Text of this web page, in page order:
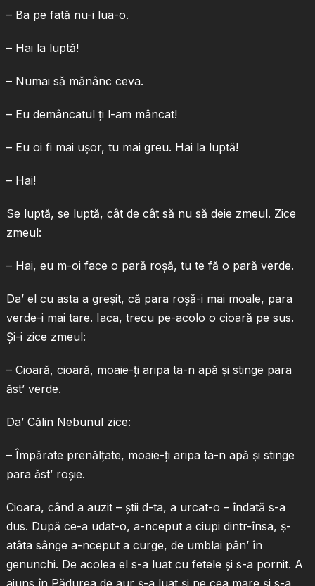
– Ba pe fată nu-i lua-o.
– Hai la luptă!
– Numai să mănânc ceva.
– Eu demâncatul ţi l-am mâncat!
– Eu oi fi mai uşor, tu mai greu. Hai la luptă!
– Hai!
Se luptă, se luptă, cât de cât să nu să deie zmeul. Zice
zmeul:
– Hai, eu m-oi face o pară roşă, tu te fă o pară verde.
Da’ el cu asta a greşit, că para roşă-i mai moale, para
verde-i mai tare. Iaca, trecu pe-acolo o cioară pe sus.
Şi-i zice zmeul:
– Cioară, cioară, moaie-ţi aripa ta-n apă şi stinge para
ăst’ verde.
Da’ Călin Nebunul zice:
– Împărate prenălţate, moaie-ţi aripa ta-n apă şi stinge
para ăst’ roşie.
Cioara, când a auzit – ştii d-ta, a urcat-o – îndată s-a
dus. După ce-a udat-o, a-nceput a ciupi dintr-însa, ş-
atâta sânge a-nceput a curge, de umblai pân’ în
genunchi. De acolea el s-a luat cu fetele şi s-a pornit. A